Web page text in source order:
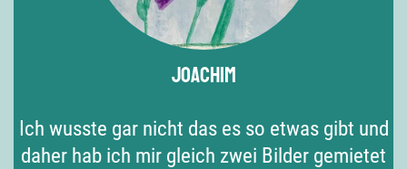
Joachim
Ich wusste gar nicht das es so etwas gibt und
daher hab ich mir gleich zwei Bilder gemietet